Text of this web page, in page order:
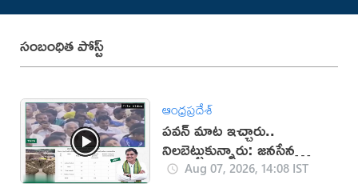
సంబంధిత పోస్ట్
ఆంధ్రప్రదేశ్
పవన్ మాట ఇచ్చారు..
నిలబెట్టుకున్నారు: జనసేన
(వీడియో)
Aug 07, 2026, 14:08 IST